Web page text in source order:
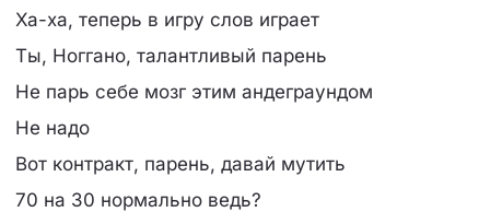
Ха-ха, теперь в игру слов играет
Ты, Ноггано, талантливый парень
Не парь себе мозг этим андеграундом
Не надо
Вот контракт, парень, давай мутить
70 на 30 нормально ведь?